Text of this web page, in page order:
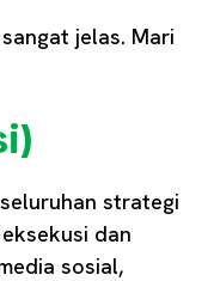
jelas. Mari
strategi
dan
sosial,